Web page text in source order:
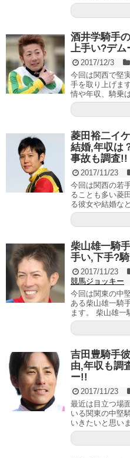
酒井学騎手
上手い?デ
2017/12/3
今回は関西で堅
手を取り上げま
情や年収、騎乗
菱田裕二イ
結婚,年収は
事故も調査!!
2017/11/23
今回は関西の若
ることも多い菱
る彼女や結婚な
柴山雄一騎
手い,下手?
2017/11/23
競馬ジョッキー
今回は関東の中
ある柴山雄一騎
ます。 柴山雄一
吉田豊騎手
由,年収も調
ー!!
2017/11/23
最近は目立つ場
いる関東の中堅
いきたいと思い